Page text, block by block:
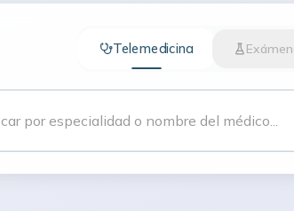
Telemedicina